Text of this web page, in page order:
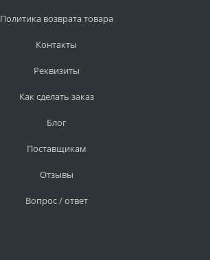
Политика возврата товара
Контакты
Реквизиты
Как сделать заказ
Блог
Поставщикам
Отзывы
Вопрос / ответ